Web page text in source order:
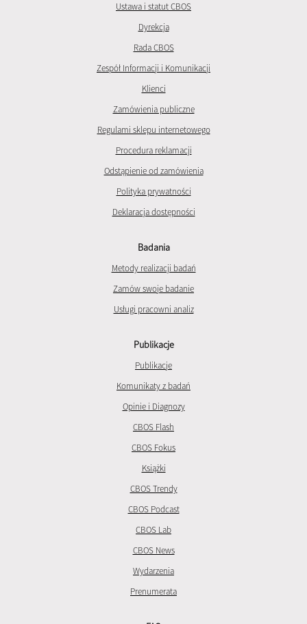
Ustawa i statut CBOS
Dyrekcja
Rada CBOS
Zespół Informacji i Komunikacji
Klienci
Zamówienia publiczne
Regulami sklepu internetowego
Procedura reklamacji
Odstąpienie od zamówienia
Polityka prywatności
Deklaracja dostępności
Badania
Metody realizacji badań
Zamów swoje badanie
Usługi pracowni analiz
Publikacje
Publikacje
Komunikaty z badań
Opinie i Diagnozy
CBOS Flash
CBOS Fokus
Książki
CBOS Trendy
CBOS Podcast
CBOS Lab
CBOS News
Wydarzenia
Prenumerata